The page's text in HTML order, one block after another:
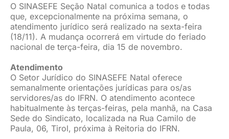
JURÍDICO
CONTATO
O SINASEFE Seção Natal comunica a todos e todas
que, excepcionalmente na próxima semana, o
atendimento jurídico será realizado na sexta-feira
(18/11). A mudança ocorrerá em virtude do feriado
nacional de terça-feira, dia 15 de novembro.
Atendimento
O Setor Jurídico do SINASEFE Natal oferece
semanalmente orientações jurídicas para os/as
servidores/as do IFRN. O atendimento acontece
habitualmente às terças-feiras, pela manhã, na Casa
Sede do Sindicato, localizada na Rua Camilo de
Paula, 06, Tirol, próxima à Reitoria do IFRN.